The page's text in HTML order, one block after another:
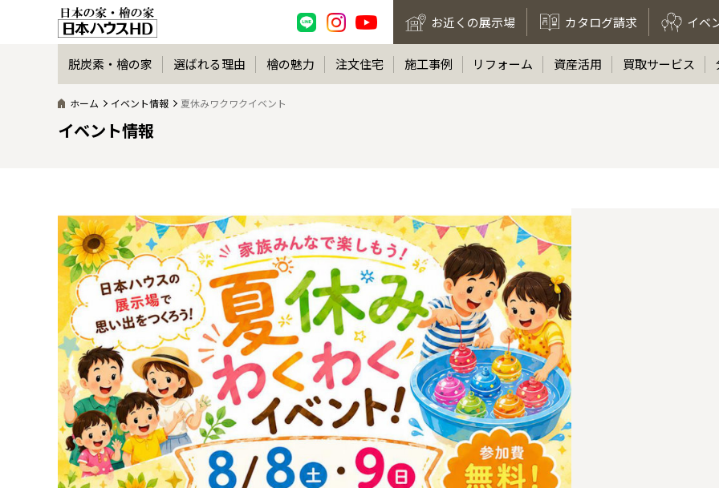
お近くの展示場 カタログ請求 イベ
脱炭素・檜の家 選ばれる理由 檜の魅力 注文住宅 施工事例 リフォーム 資産活用 買取サービス
ホーム イベント情報 夏休みワクワクイベント
イベント情報